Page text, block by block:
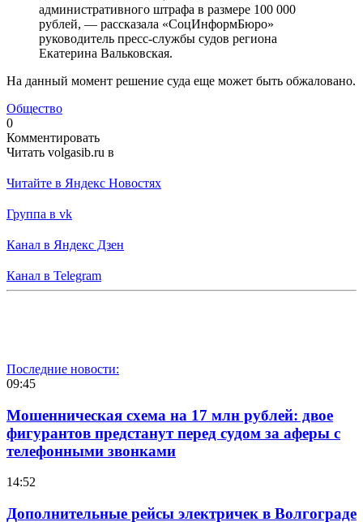
административного штрафа в размере 100 000
рублей, — рассказала «СоцИнформБюро»
руководитель пресс-службы судов региона
Екатерина Вальковская.
На данный момент решение суда еще может быть обжаловано.
Общество
0
Комментировать
Читать volgasib.ru в
Читайте в Яндекс Новостях
Группа в vk
Канал в Яндекс Дзен
Канал в Telegram
Последние новости:
09:45
Мошенническая схема на 17 млн рублей: двое
фигурантов предстанут перед судом за аферы с
телефонными звонками
14:52
Дополнительные рейсы электричек в Волгограде